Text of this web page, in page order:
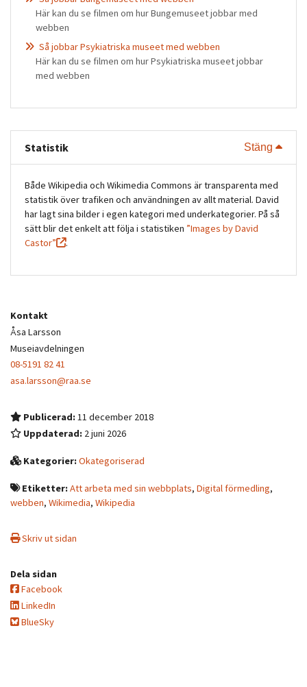
Här kan du se filmen om hur Bungemuseet jobbar med
webben
Så jobbar Psykiatriska museet med webben
Här kan du se filmen om hur Psykiatriska museet jobbar
med webben
Statistik Stäng Visa
Både Wikipedia och Wikimedia Commons är transparenta med
statistik över trafiken och användningen av allt material. David
har lagt sina bilder i egen kategori med underkategorier. På så
sätt blir det enkelt att följa i statistiken ”Images by David
Castor”
.
Kontakt
Åsa Larsson
Museiavdelningen
08-5191 82 41
asa.larsson@raa.se
Publicerad:11 december 2018
Uppdaterad: 2 juni 2026
Kategorier:Okategoriserad
Etiketter:Att arbeta med sin webbplats, Digital förmedling,
webben, Wikimedia, Wikipedia
Skriv ut sidan
Dela sidan
Facebook
LinkedIn
BlueSky